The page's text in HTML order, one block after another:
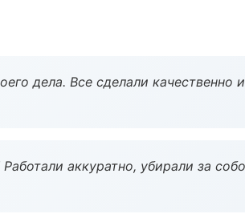
дела. Все сделали качественно
аккуратно, убирали за